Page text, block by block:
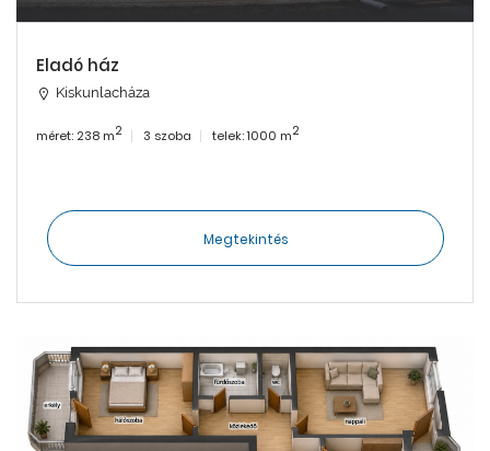
Eladó ház
Kiskunlacháza
méret: 238 m2 3 szoba telek: 1000 m2
Megtekintés